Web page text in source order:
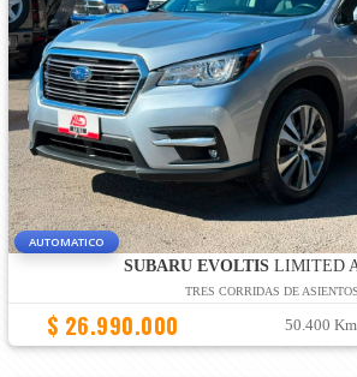
AUTOMATICO
SUBARU EVOLTIS LIMITED
TRES CORRIDAS DE ASIENTOS
$ 26.990.000 50.400 Km